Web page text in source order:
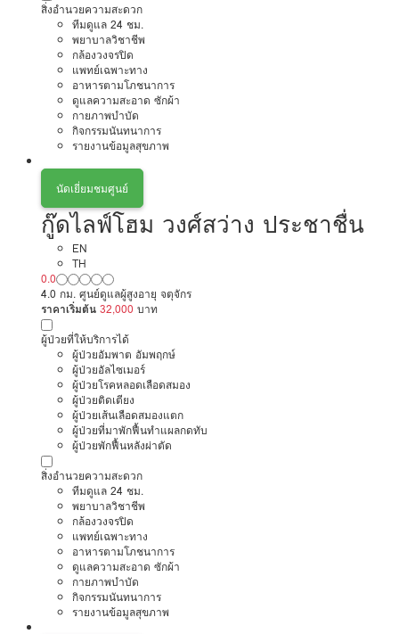
สิ่งอำนวยความสะดวก
ทีมดูแล 24 ชม.
พยาบาลวิชาชีพ
กล้องวงจรปิด
แพทย์เฉพาะทาง
อาหารตามโภชนาการ
ดูแลความสะอาด ซักผ้า
กายภาพบำบัด
กิจกรรมนันทนาการ
รายงานข้อมูลสุขภาพ
นัดเยี่ยมชมศูนย์
กู๊ดไลฟ์โฮม วงศ์สว่าง ประชาชื่น
EN
TH
0.0
4.0 กม. ศูนย์ดูแลผู้สูงอายุ จตุจักร
ราคาเริ่มต้น 32,000 บาท
ผู้ป่วยที่ให้บริการได้
ผู้ป่วยอัมพาต อัมพฤกษ์
ผู้ป่วยอัลไซเมอร์
ผู้ป่วยโรคหลอดเลือดสมอง
ผู้ป่วยติดเตียง
ผู้ป่วยเส้นเลือดสมองแตก
ผู้ป่วยที่มาพักฟื้นทำแผลกดทับ
ผู้ป่วยพักฟื้นหลังผ่าตัด
สิ่งอำนวยความสะดวก
ทีมดูแล 24 ชม.
พยาบาลวิชาชีพ
กล้องวงจรปิด
แพทย์เฉพาะทาง
อาหารตามโภชนาการ
ดูแลความสะอาด ซักผ้า
กายภาพบำบัด
กิจกรรมนันทนาการ
รายงานข้อมูลสุขภาพ